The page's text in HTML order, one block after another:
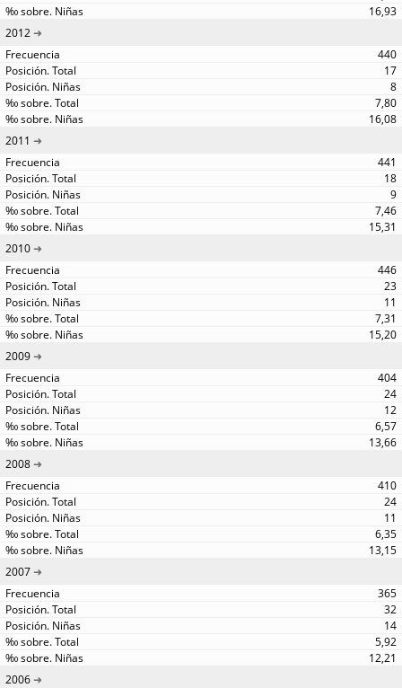
16,93
2012
440
17
8
7,80
16,08
2011
441
18
9
7,46
15,31
2010
446
23
11
7,31
15,20
2009
404
24
12
6,57
13,66
2008
410
24
11
6,35
13,15
2007
365
32
14
5,92
12,21
2006